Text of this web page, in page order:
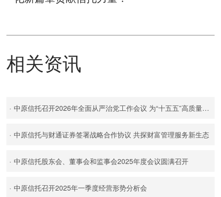
相关资讯
· 中原信托召开2026年全面从严治党工作会议 为“十五五”高质量发展提供坚强政治保障
· 中原信托与财通证券签署战略合作协议 共探财富管理服务新生态
· 中原信托股东会、董事会和监事会2025年度会议圆满召开
· 中原信托召开2025年一季度经营形势分析会